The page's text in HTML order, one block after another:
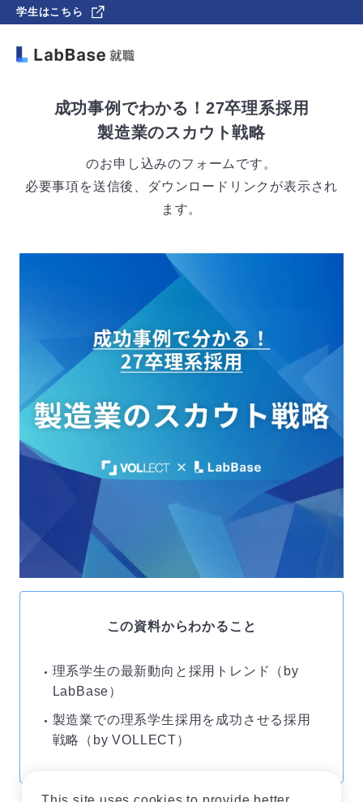
学生はこちら
成功事例でわかる！27卒理系採用
製造業のスカウト戦略
のお申し込みのフォームです。
必要事項を送信後、ダウンロードリンクが表示され
ます。
この資料からわかること
理系学生の最新動向と採用トレンド（by
LabBase）
製造業での理系学生採用を成功させる採用
戦略（by VOLLECT）